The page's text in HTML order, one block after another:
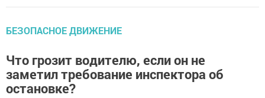
БЕЗОПАСНОЕ ДВИЖЕНИЕ
Что грозит водителю, если он не
заметил требование инспектора об
остановке?